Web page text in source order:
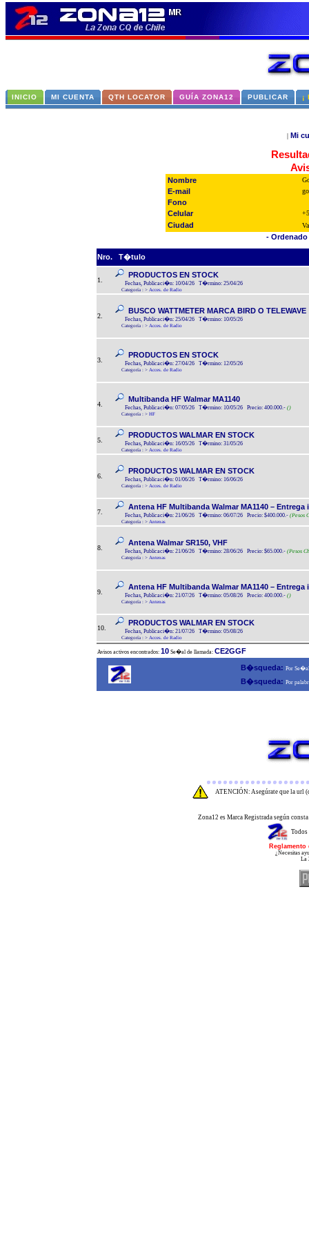
INICIO MI CUENTA QTH LOCATOR GUÍA ZONA12 PUBLICAR ¡
| Mi
Nombre
E-mail
Fono
Celular
Ciudad
-
Nro. T�tulo
1.
PRODUCTOS EN STOCK
Fechas, Publicaci�n: 10/04/26 T�rmino: 25/04/26
Categoría : > Acces. de Radio
2.
BUSCO WATTMETER MARCA BIRD O TELEWAVE
Fechas, Publicaci�n: 25/04/26 T�rmino: 10/05/26
Categoría : > Acces. de Radio
3.
PRODUCTOS EN STOCK
Fechas, Publicaci�n: 27/04/26 T�rmino: 12/05/26
Categoría : > Acces. de Radio
4.
Multibanda HF Walmar MA1140
Fechas, Publicaci�n: 07/05/26 T�rmino: 10/05/26 Precio: 400.000.- ()
Categoría : > HF
5.
PRODUCTOS WALMAR EN STOCK
Fechas, Publicaci�n: 16/05/26 T�rmino: 31/05/26
Categoría : > Acces. de Radio
6.
PRODUCTOS WALMAR EN STOCK
Fechas, Publicaci�n: 01/06/26 T�rmino: 16/06/26
Categoría : > Acces. de Radio
7.
Antena HF Multibanda Walmar MA1140 – Entrega
Fechas, Publicaci�n: 21/06/26 T�rmino: 06/07/26 Precio: $400.000.- (Pesos
Categoría : > Antenas
8.
Antena Walmar SR150, VHF
Fechas, Publicaci�n: 21/06/26 T�rmino: 28/06/26 Precio: $65.000.- (Pesos
Categoría : > Antenas
9.
Antena HF Multibanda Walmar MA1140 – Entrega
Fechas, Publicaci�n: 21/07/26 T�rmino: 05/08/26 Precio: 400.000.- ()
Categoría : > Antenas
10.
PRODUCTOS WALMAR EN STOCK
Fechas, Publicaci�n: 21/07/26 T�rmino: 05/08/26
Categoría : > Acces. de Radio
Avisos activos encontrados: 10 Se�al de llamada: CE2GGF
B�squeda: Por
B�squeda: Por
ATENCIÓN: Asegúrate que la url
Zona12 es Marca Registrada según
Todos
¿Necesitas
La